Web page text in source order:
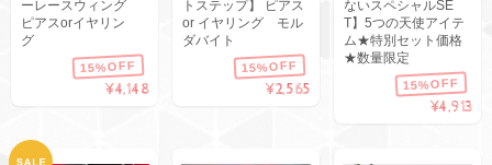
ーレースウィング
ピアスorイヤリン
グ
15%OFF
¥4,148
トステップ】 ピアス
or イヤリング モル
ダバイト
15%OFF
¥2,565
ないスペシャルSE
T】5つの天使アイテ
ム★特別セット価格
★数量限定
15%OFF
¥4,913